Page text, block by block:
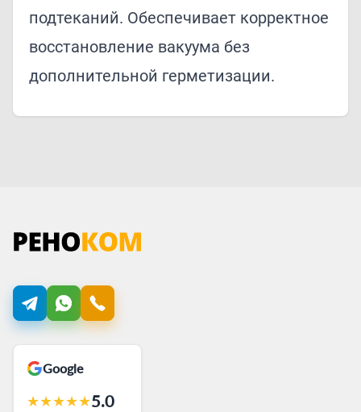
подтеканий. Обеспечивает корректное
восстановление вакуума без
дополнительной герметизации.
Google
★★★★★5.0